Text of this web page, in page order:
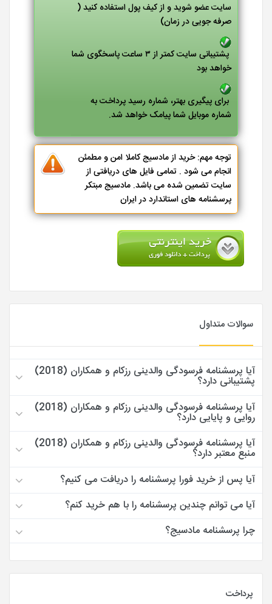
سایت عضو شوید و از کیف پول استفاده کنید (
صرفه جویی در زمان)
پشتیبانی سایت کمتر از ۳ ساعت پاسخگوی شما
خواهد بود
برای پیگیری بهتر، شماره رسید پرداخت به
شماره موبایل شما پیامک خواهد شد.
توجه مهم: خرید از مادسیج کاملا امن و مطمئن
انجام می شود . تمامی فایل های دریافتی از
سایت تضمین شده می باشد. مادسیج مبتکر
پرسشنامه های استاندارد در ایران
سوالات متداول
آیا پرسشنامه فرسودگی والدینی رزکام و همکاران (2018)
پشتیبانی دارد؟
آیا پرسشنامه فرسودگی والدینی رزکام و همکاران (2018)
روایی و پایایی دارد؟
آیا پرسشنامه فرسودگی والدینی رزکام و همکاران (2018)
منبع معتبر دارد؟
آیا پس از خرید فورا پرسشنامه را دریافت می کنیم؟
آیا می توانم چندین پرسشنامه را با هم خرید کنم؟
چرا پرسشنامه مادسیج؟
پرداخت